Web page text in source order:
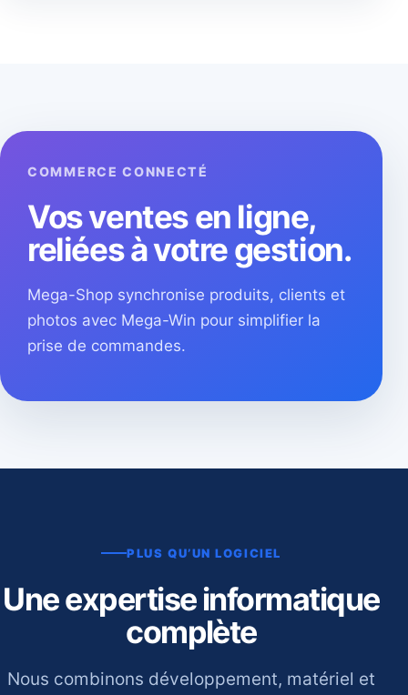
COMMERCE CONNECTÉ
Vos ventes en ligne,
reliées à votre gestion.
Mega-Shop synchronise produits, clients et
photos avec Mega-Win pour simplifier la
prise de commandes.
PLUS QU’UN LOGICIEL
Une expertise informatique
complète
Nous combinons développement, matériel et